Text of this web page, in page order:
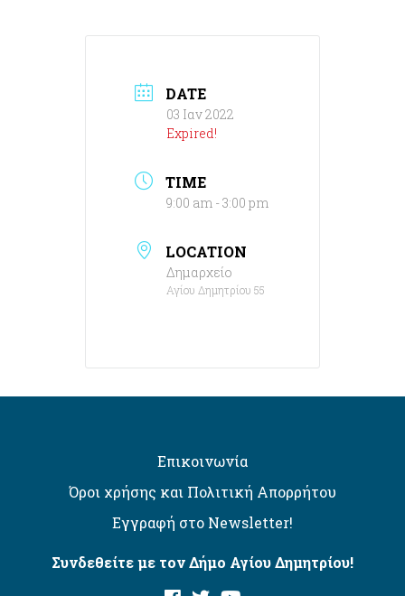
DATE
03 Ιαν 2022
Expired!
TIME
9:00 am - 3:00 pm
LOCATION
Δημαρχείο
Αγίου Δημητρίου 55
Επικοινωνία
Όροι χρήσης και Πολιτική Απορρήτου
Εγγραφή στο Newsletter!
Συνδεθείτε με τον Δήμο Αγίου Δημητρίου!